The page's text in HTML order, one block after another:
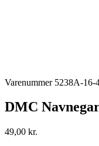
Varenummer 5238A-16-
DMC
49,00 kr.